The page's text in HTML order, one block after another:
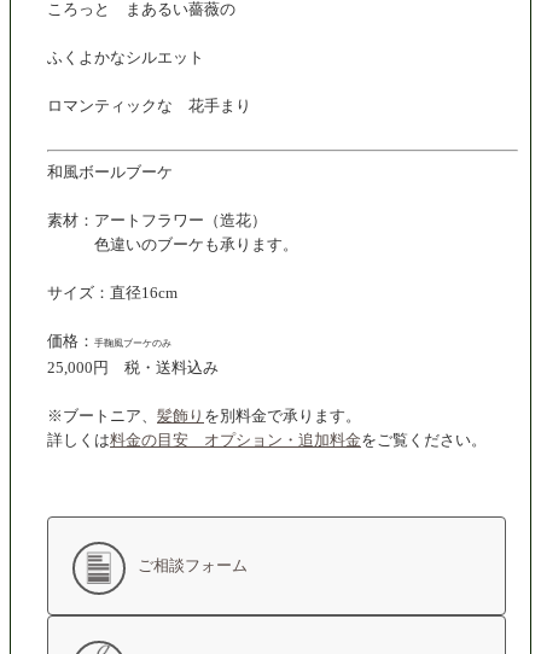
ころっと まあるい薔薇の
ふくよかなシルエット
ロマンティックな 花手まり
和風ボールブーケ
素材：アートフラワー（造花）
色違いのブーケも承ります。
サイズ：直径16cm
価格： 手鞠風ブーケのみ
25,000円 税・送料込み
※ブートニア、 髪飾り を別料金で承ります。
詳しくは料金の目安 オプション・追加料金をご覧ください。
ご相談フォーム